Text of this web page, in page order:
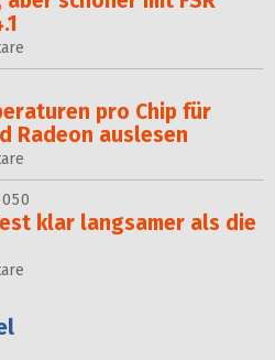
pro Chip für
Radeon auslesen
klar langsamer als die